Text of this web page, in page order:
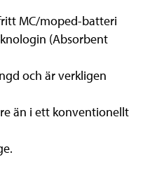
MC/moped-batteri
(Absorbent
och är verkligen
än i ett konventionellt